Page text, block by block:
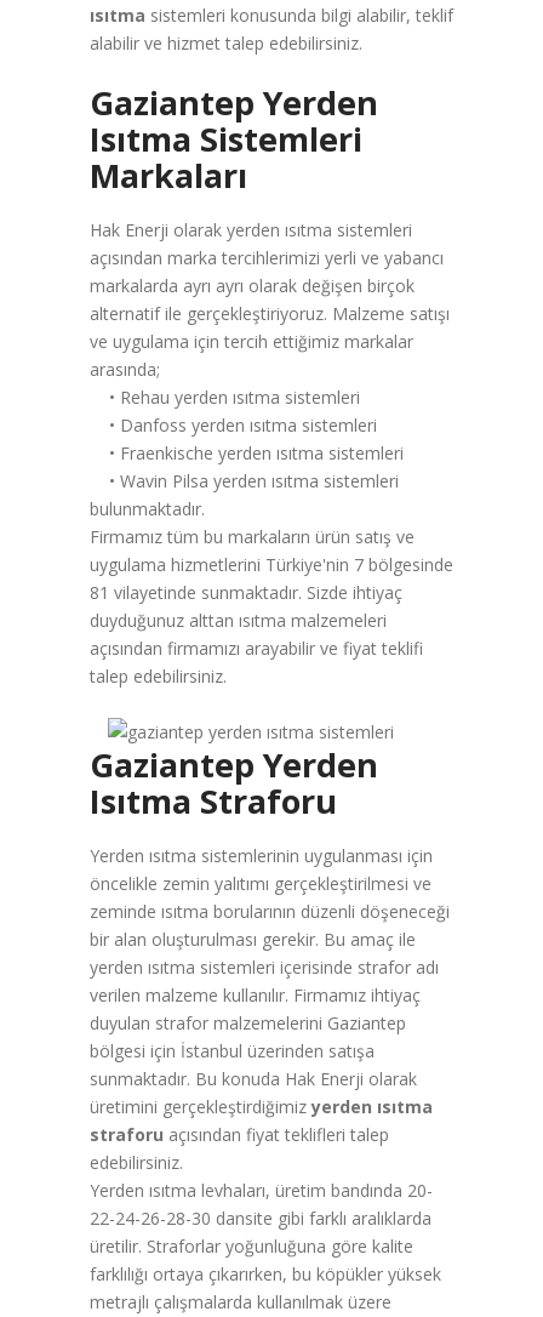
ısıtma sistemleri konusunda bilgi alabilir, teklif
alabilir ve hizmet talep edebilirsiniz.
Gaziantep Yerden
Isıtma Sistemleri
Markaları
Hak Enerji olarak yerden ısıtma sistemleri
açısından marka tercihlerimizi yerli ve yabancı
markalarda ayrı ayrı olarak değişen birçok
alternatif ile gerçekleştiriyoruz. Malzeme satışı
ve uygulama için tercih ettiğimiz markalar
arasında;
• Rehau yerden ısıtma sistemleri
• Danfoss yerden ısıtma sistemleri
• Fraenkische yerden ısıtma sistemleri
• Wavin Pilsa yerden ısıtma sistemleri
bulunmaktadır.
Firmamız tüm bu markaların ürün satış ve
uygulama hizmetlerini Türkiye'nin 7 bölgesinde
81 vilayetinde sunmaktadır. Sizde ihtiyaç
duyduğunuz alttan ısıtma malzemeleri
açısından firmamızı arayabilir ve fiyat teklifi
talep edebilirsiniz.
Gaziantep Yerden
Isıtma Straforu
Yerden ısıtma sistemlerinin uygulanması için
öncelikle zemin yalıtımı gerçekleştirilmesi ve
zeminde ısıtma borularının düzenli döşeneceği
bir alan oluşturulması gerekir. Bu amaç ile
yerden ısıtma sistemleri içerisinde strafor adı
verilen malzeme kullanılır. Firmamız ihtiyaç
duyulan strafor malzemelerini Gaziantep
bölgesi için İstanbul üzerinden satışa
sunmaktadır. Bu konuda Hak Enerji olarak
üretimini gerçekleştirdiğimizyerden ısıtma
straforu açısından fiyat teklifleri talep
edebilirsiniz.
Yerden ısıtma levhaları, üretim bandında 20-
22-24-26-28-30 dansite gibi farklı aralıklarda
üretilir. Straforlar yoğunluğuna göre kalite
farklılığı ortaya çıkarırken, bu köpükler yüksek
metrajlı çalışmalarda kullanılmak üzere